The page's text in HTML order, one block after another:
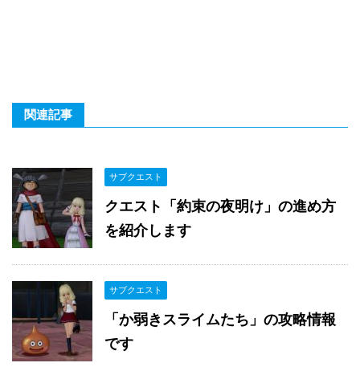
関連記事
サブクエスト
クエスト「約束の夜明け」の進め方
を紹介します
サブクエスト
「か弱きスライムたち」の攻略情報
です